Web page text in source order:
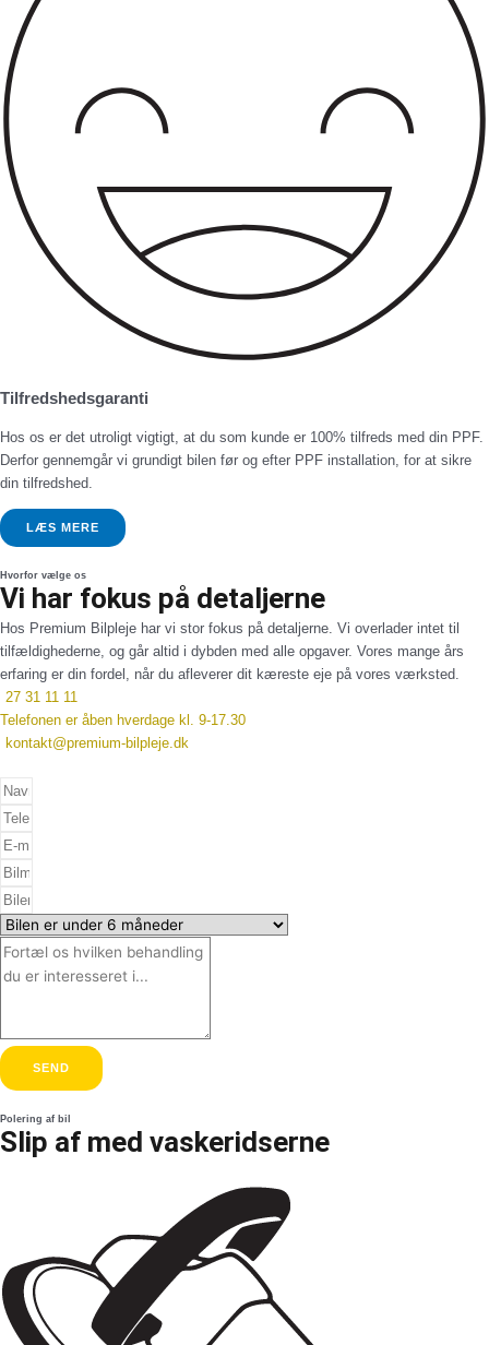
Tilfredshedsgaranti
Hos os er det utroligt vigtigt, at du som kunde er 100% tilfreds med din PPF.
Derfor gennemgår vi grundigt bilen før og efter PPF installation, for at sikre
din tilfredshed.
LÆS MERE
Hvorfor vælge os
Vi har fokus på detaljerne
Hos Premium Bilpleje har vi stor fokus på detaljerne. Vi overlader intet til
tilfældighederne, og går altid i dybden med alle opgaver. Vores mange års
erfaring er din fordel, når du afleverer dit kæreste eje på vores værksted.
27 31 11 11
Telefonen er åben hverdage kl. 9-17.30
kontakt@premium-bilpleje.dk
SEND
Polering af bil
Slip af med vaskeridserne